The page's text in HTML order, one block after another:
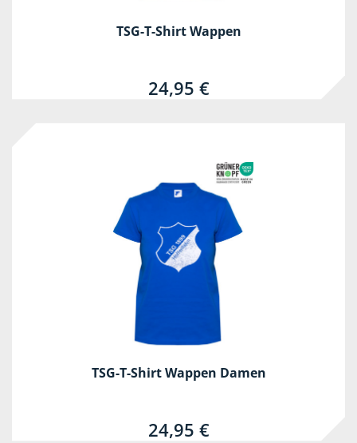
TSG-T-Shirt Wappen
24,95 €
TSG-T-Shirt Wappen Damen
24,95 €